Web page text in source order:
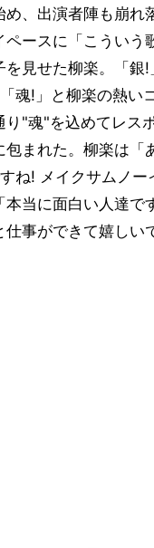
め、出演者陣も崩れ
ペースに「こういう
見せた柳楽。「銀!
「魂!」と柳楽の熱い
り"魂"を込めてレス
包まれた。柳楽は「
ね! メイクサムノー
本当に面白い人達で
仕事ができて嬉しい